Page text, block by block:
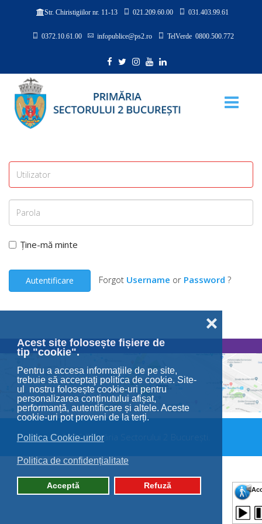
Acest site folosește fișiere de
tip "cookie".
Pentru a accesa informaţiile de pe site,
trebuie să acceptaţi politica de cookie. Site-
ul nostru folosește cookie-uri pentru
personalizarea conținutului afișat,
performanță, autentificare și altele. Aceste
cookie-uri pot proveni de la terți.
Politica Cookie-urilor
Politica de confidențialitate
Acceptă Refuză
❌
Str. Chiristigiilor nr. 11-13 021.209.60.00 031.403.99.61
0372.10.61.00 infopublice@ps2.ro TelVerde 0800.500.772
Ține-mă minte
Autentificare Forgot Username or Password ?
© 2026 Primăria Sectorului 2 București.